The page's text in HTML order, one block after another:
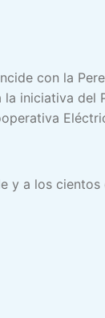
con la
iniciativa
y a los